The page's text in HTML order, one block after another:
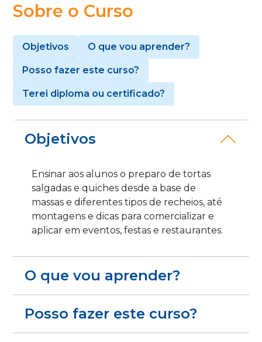
Sobre o Curso
Objetivos O que vou aprender?
Posso fazer este curso?
Terei diploma ou certificado?
Objetivos
Ensinar aos alunos o preparo de tortas
salgadas e quiches desde a base de
massas e diferentes tipos de recheios, até
montagens e dicas para comercializar e
aplicar em eventos, festas e restaurantes.
O que vou aprender?
Posso fazer este curso?